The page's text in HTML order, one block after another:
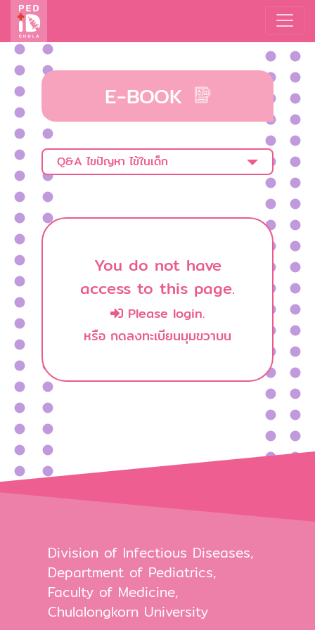
E-BOOK
Q&A ไขปัญหา ไข้ในเด็ก
You do not have
access to this page.
Please login.
หรือ กดลงทะเบียนมุมขวาบน
Division of Infectious Diseases,
Department of Pediatrics,
Faculty of Medicine,
Chulalongkorn University